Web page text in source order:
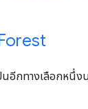
นอีกทางเลือกหนึ่ง